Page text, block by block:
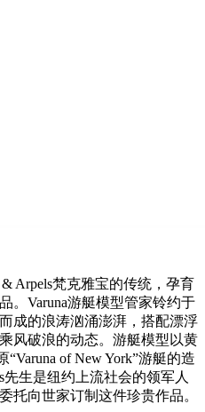
Arpels梵克雅宝的传统，孕育
。Varuna游艇模型管家铃约于
成的浪涛汹涌澎湃，搭配漂浮
风破浪的动态。游艇模型以黄
of New York”游艇的造
先生是纽约上流社会的领军人
托向世家订制这件珍贵作品。